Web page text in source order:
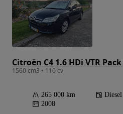
Citroën C4 1.6 HDi VTR Pack
1560 cm3 • 110 cv
265 000 km Diesel
2008